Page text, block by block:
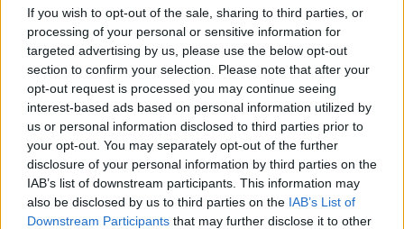
If you wish to opt-out of the sale, sharing to third parties, or
processing of your personal or sensitive information for
targeted advertising by us, please use the below opt-out
section to confirm your selection. Please note that after your
opt-out request is processed you may continue seeing
interest-based ads based on personal information utilized by
us or personal information disclosed to third parties prior to
your opt-out. You may separately opt-out of the further
disclosure of your personal information by third parties on the
IAB’s list of downstream participants. This information may
also be disclosed by us to third parties on the IAB’s List of
Downstream Participants that may further disclose it to other
Παρέμβαση της Ένωσης Ιδιωτικών
Υπαλλήλων Λέσβου για τα
διευρυμένα ωράρια και τις
συνθήκες εργασίας στα εμπορικά
καταστήματα
Η Λευκή Νύχτα γέμισε ζωή την
αγορά του Πλωμαρίου
Μουσική, χορός και αυξημένη
κίνηση στη δεύτερη διοργάνωση
του Εμπορικού Συλλόγου
Πλωμαρίου